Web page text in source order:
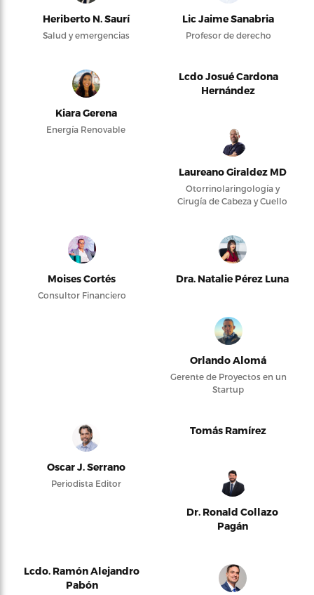
Heriberto N. Saurí
Salud y emergencias
Lic Jaime Sanabria
Profesor de derecho
Kiara Gerena
Energía Renovable
Lcdo Josué Cardona
Hernández
Laureano Giraldez MD
Otorrinolaringología y
Cirugía de Cabeza y Cuello
Moises Cortés
Consultor Financiero
Dra. Natalie Pérez Luna
Orlando Alomá
Gerente de Proyectos en un
Startup
Oscar J. Serrano
Periodista Editor
Tomás Ramírez
Dr. Ronald Collazo
Pagán
Lcdo. Ramón Alejandro
Pabón